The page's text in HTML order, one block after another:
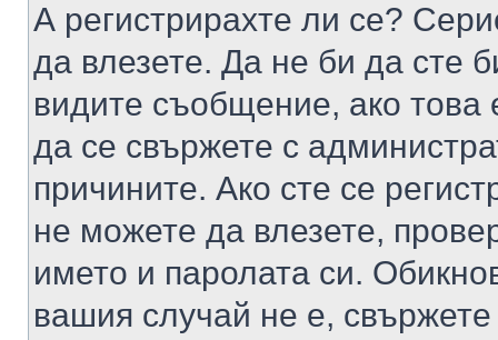
А регистрирахте ли се?
да влезете. Да не би да сте
видите съобщение, ако това
да се свържете с
причините. Ако сте се
не можете да влезете,
името и паролата си.
вашия случай не е,